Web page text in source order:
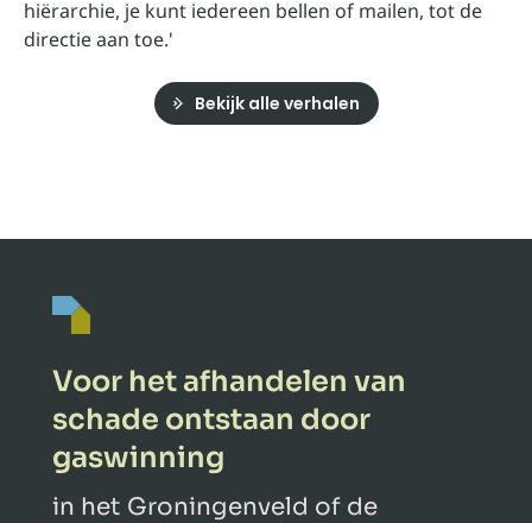
hiërarchie, je kunt iedereen bellen of mailen, tot de
directie aan toe.'
Bekijk alle verhalen
Voor het afhandelen van
schade ontstaan door
gaswinning
in het Groningenveld of de